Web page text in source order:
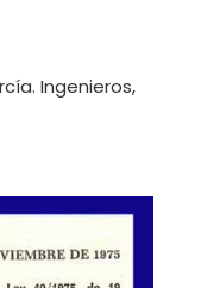
Ingenieros,